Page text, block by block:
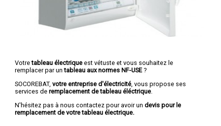
Votretableau électrique est vétuste et vous souhaitez le
remplacer par untableau aux normes NF-USE ?
SOCOREBAT, votre entreprise d'électricité, vous propose ses
services de remplacement de tableau éléctrique.
N'hésitez pas à nous contactez pour avoir un devis pour le
remplacement de votre tableau électrique.